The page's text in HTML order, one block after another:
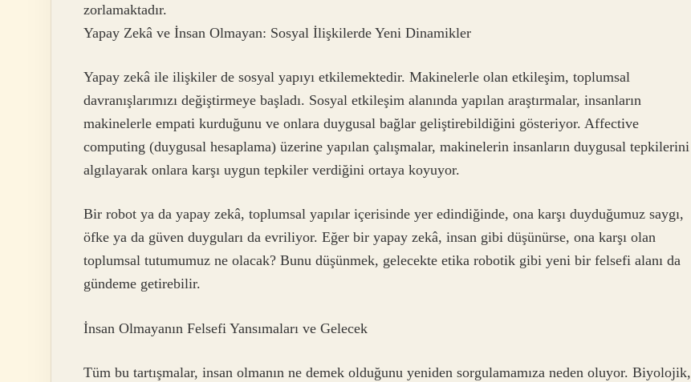
zorlamaktadır.
Yapay Zekâ ve İnsan Olmayan: Sosyal İlişkilerde Yeni Dinamikler
Yapay zekâ ile ilişkiler de sosyal yapıyı etkilemektedir. Makinelerle olan etkileşim, toplumsal
davranışlarımızı değiştirmeye başladı. Sosyal etkileşim alanında yapılan araştırmalar, insanların
makinelerle empati kurduğunu ve onlara duygusal bağlar geliştirebildiğini gösteriyor. Affective
computing (duygusal hesaplama) üzerine yapılan çalışmalar, makinelerin insanların duygusal tepkilerini
algılayarak onlara karşı uygun tepkiler verdiğini ortaya koyuyor.
Bir robot ya da yapay zekâ, toplumsal yapılar içerisinde yer edindiğinde, ona karşı duyduğumuz saygı,
öfke ya da güven duyguları da evriliyor. Eğer bir yapay zekâ, insan gibi düşünürse, ona karşı olan
toplumsal tutumumuz ne olacak? Bunu düşünmek, gelecekte etika robotik gibi yeni bir felsefi alanı da
gündeme getirebilir.
İnsan Olmayanın Felsefi Yansımaları ve Gelecek
Tüm bu tartışmalar, insan olmanın ne demek olduğunu yeniden sorgulamamıza neden oluyor. Biyolojik,